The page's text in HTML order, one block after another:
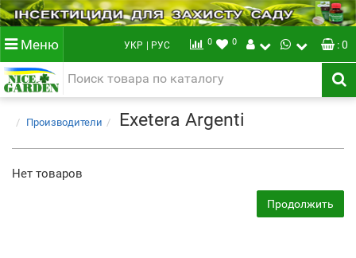
Меню УКР | РУС 0 0 : 0
Производители Exetera Argenti
Нет товаров
Продолжить